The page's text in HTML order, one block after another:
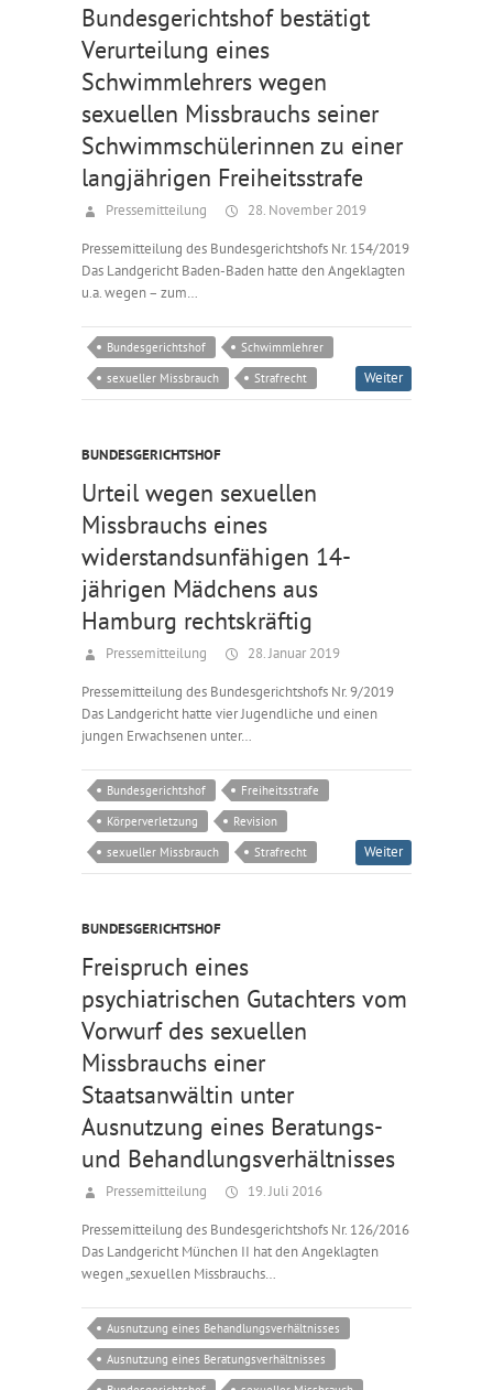
Bundesgerichtshof bestätigt
Verurteilung eines
Schwimmlehrers wegen
sexuellen Missbrauchs seiner
Schwimmschülerinnen zu einer
langjährigen Freiheitsstrafe
Pressemitteilung 28. November 2019
Pressemitteilung des Bundesgerichtshofs Nr. 154/2019
Das Landgericht Baden-Baden hatte den Angeklagten
u.a. wegen – zum…
Bundesgerichtshof
Schwimmlehrer
sexueller Missbrauch
Strafrecht Weiter
BUNDESGERICHTSHOF
Urteil wegen sexuellen
Missbrauchs eines
widerstandsunfähigen 14-
jährigen Mädchens aus
Hamburg rechtskräftig
Pressemitteilung 28. Januar 2019
Pressemitteilung des Bundesgerichtshofs Nr. 9/2019
Das Landgericht hatte vier Jugendliche und einen
jungen Erwachsenen unter…
Bundesgerichtshof
Freiheitsstrafe
Körperverletzung
Revision
sexueller Missbrauch
Strafrecht Weiter
BUNDESGERICHTSHOF
Freispruch eines
psychiatrischen Gutachters vom
Vorwurf des sexuellen
Missbrauchs einer
Staatsanwältin unter
Ausnutzung eines Beratungs-
und Behandlungsverhältnisses
Pressemitteilung 19. Juli 2016
Pressemitteilung des Bundesgerichtshofs Nr. 126/2016
Das Landgericht München II hat den Angeklagten
wegen „sexuellen Missbrauchs…
Ausnutzung eines Behandlungsverhältnisses
Ausnutzung eines Beratungsverhältnisses